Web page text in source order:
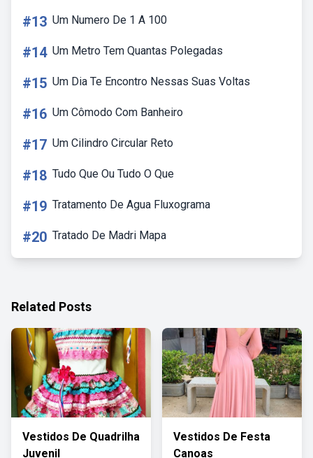
#13 Um Numero De 1 A 100
#14 Um Metro Tem Quantas Polegadas
#15 Um Dia Te Encontro Nessas Suas Voltas
#16 Um Cômodo Com Banheiro
#17 Um Cilindro Circular Reto
#18 Tudo Que Ou Tudo O Que
#19 Tratamento De Agua Fluxograma
#20 Tratado De Madri Mapa
Related Posts
Vestidos De Quadrilha
Juvenil
Vestidos De Festa
Canoas